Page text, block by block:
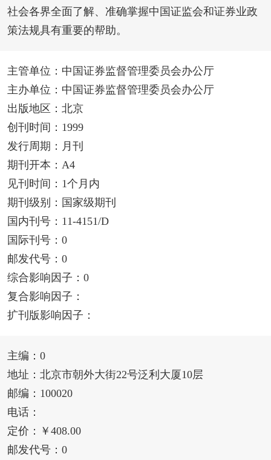
社会各界全面了解、准确掌握中国证监会和证券业政
策法规具有重要的帮助。
主管单位：中国证券监督管理委员会办公厅
主办单位：中国证券监督管理委员会办公厅
出版地区：北京
创刊时间：1999
发行周期：月刊
期刊开本：A4
见刊时间：1个月内
期刊级别：国家级期刊
国内刊号：11-4151/D
国际刊号：0
邮发代号：0
综合影响因子：0
复合影响因子：
扩刊版影响因子：
主编：0
地址：北京市朝外大街22号泛利大厦10层
邮编：100020
电话：
定价：￥408.00
邮发代号：0